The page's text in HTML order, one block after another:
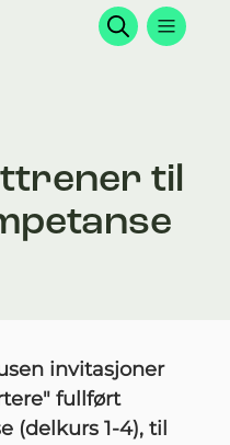
Søk
til
invitasjoner
fullført
(delkurs 1-4), til